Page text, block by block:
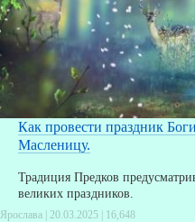
Как провести праздник
Масленицу.
Традиция Предков
великих праздников.
Ярослава | 20.03.2025 | 16,648